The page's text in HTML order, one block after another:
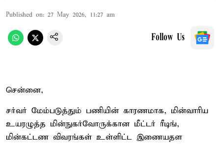
Published on: 27 May 2026, 11:27 am
Follow Us
சென்னை,
சர்வர் மேம்படுத்தும் பணியின் காரணமாக, மின்வாரிய
உயரழுத்த மின்நுகர்வோருக்கான மீட்டர் ரீடிங்,
மின்கட்டண விவரங்கள் உள்ளிட்ட இணையதள